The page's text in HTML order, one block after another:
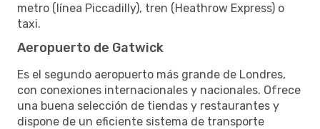
metro (línea Piccadilly), tren (Heathrow Express) o
taxi.
Aeropuerto de Gatwick
Es el segundo aeropuerto más grande de Londres,
con conexiones internacionales y nacionales. Ofrece
una buena selección de tiendas y restaurantes y
dispone de un eficiente sistema de transporte